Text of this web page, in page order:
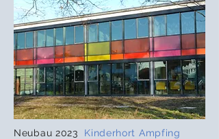
Neubau 2023 Kinderhort Ampfing